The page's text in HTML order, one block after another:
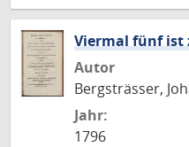
Viermal fünf ist
Autor
Bergsträsser,
Jahr:
1796